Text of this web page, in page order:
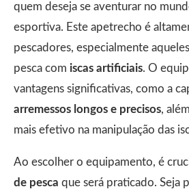
quem deseja se aventurar no
esportiva. Este apetrecho é
pescadores, especialmente
pesca com iscas artificiais. O
vantagens significativas, como a
arremessos longos e precisos,
mais efetivo na manipulação das
Ao escolher o equipamento, é
de pesca que será praticado. Seja